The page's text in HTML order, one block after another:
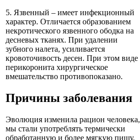
5. Язвенный – имеет инфекционный
характер. Отличается образованием
некротического язвенного ободка на
десневых тканях. При удалении
зубного налета, усиливается
кровоточивость десен. При этом виде
перикоронита хирургическое
вмешательство противопоказано.
Причины заболевания
Эволюция изменила рацион человека,
мы стали употреблять термически
обработанную и более мягкую пищу.